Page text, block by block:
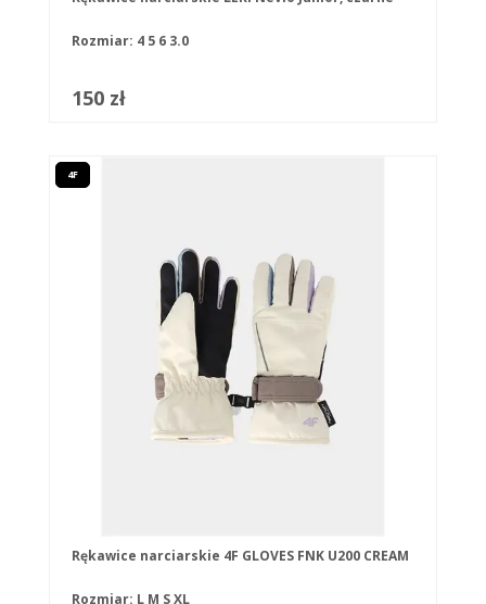
Rozmiar: 4 5 6 3.0
150 zł
4F
Rękawice narciarskie 4F GLOVES FNK U200 CREAM
Rozmiar: L M SXL